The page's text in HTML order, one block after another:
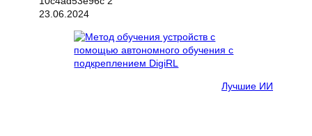
23.06.2024
Лучшие ИИ